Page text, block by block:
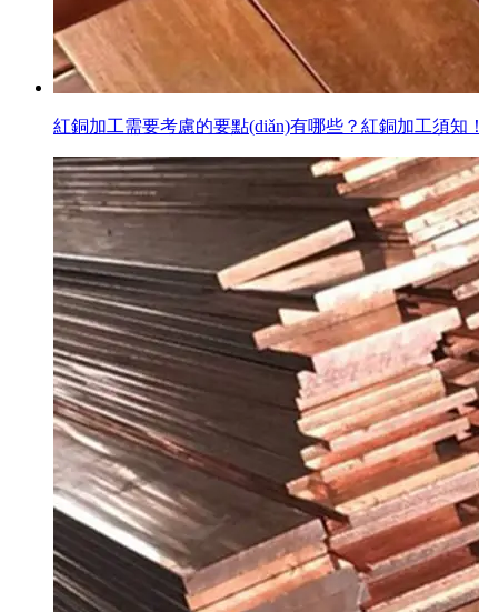
紅銅加工需要考慮的要點(diǎn)有哪些？紅銅加工須知！